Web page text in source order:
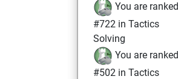
You are ranked
#722 in Tactics
Solving
You are ranked
#502 in Tactics